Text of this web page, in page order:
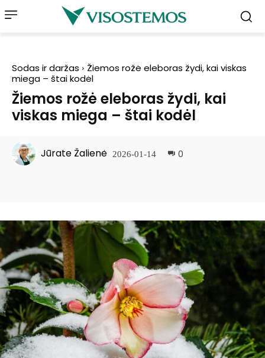
Sodas ir daržas
Žiemos rožė eleboras žydi, kai viskas
miega – štai kodėl
Žiemos rožė eleboras žydi, kai
viskas miega – štai kodėl
Jūrate Žalienė 2026-01-14 0